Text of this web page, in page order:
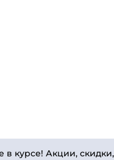
в курсе! Акции, скидки,